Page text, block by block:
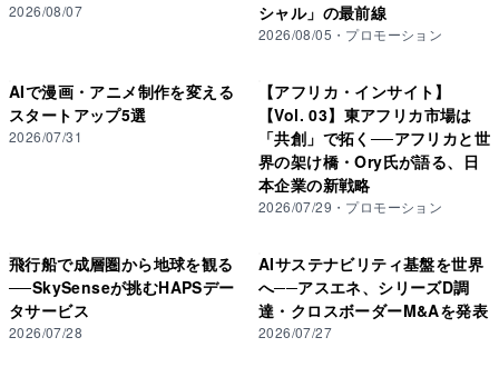
打ち上げた小型ソーラー電力セイル実証機「
2026/08/07
シャル」の最前線
2026/08/05 ・ プロモーション
AIで漫画・アニメ制作を変える
スタートアップ5選
2026/07/31
【アフリカ・インサイト】
【Vol. 03】東アフリカ市場は
「共創」で拓く──アフリカと世
界の架け橋・Ory氏が語る、日
本企業の新戦略
2026/07/29 ・ プロモーション
飛行船で成層圏から地球を観る
──SkySenseが挑むHAPSデー
タサービス
2026/07/28
AIサステナビリティ基盤を世界
へ──アスエネ、シリーズD調
達・クロスボーダーM&Aを発表
2026/07/27